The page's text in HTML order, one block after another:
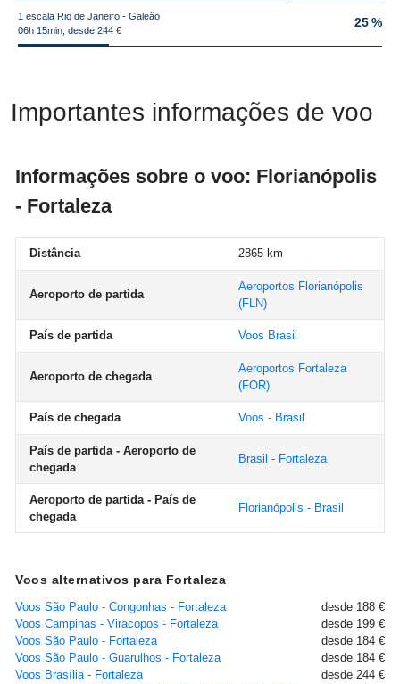
1 escala Rio de Janeiro - Galeão
06h 15min, desde 244 €
25 %
Importantes informações de voo
Informações sobre o voo: Florianópolis
- Fortaleza
Distância 2865 km
Aeroporto de partida
Aeroportos Florianópolis
(FLN)
País de partida Voos Brasil
Aeroporto de chegada
Aeroportos Fortaleza
(FOR)
País de chegada Voos - Brasil
País de partida - Aeroporto de
chegada
Brasil - Fortaleza
Aeroporto de partida - País de
chegada
Florianópolis - Brasil
Voos alternativos para Fortaleza
Voos São Paulo - Congonhas - Fortaleza
desde 188 €
Voos Campinas - Viracopos - Fortaleza
desde 199 €
Voos São Paulo - Fortaleza
desde 184 €
Voos São Paulo - Guarulhos - Fortaleza
desde 184 €
Voos Brasília - Fortaleza
desde 244 €